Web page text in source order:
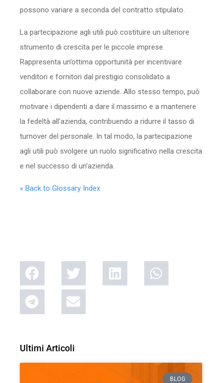
possono variare a seconda del contratto stipulato.
La partecipazione agli utili può costituire un ulteriore
strumento di crescita per le piccole imprese.
Rappresenta un’ottima opportunità per incentivare
venditori e fornitori dal prestigio consolidato a
collaborare con nuove aziende. Allo stesso tempo, può
motivare i dipendenti a dare il massimo e a mantenere
la fedeltà all’azienda, contribuendo a ridurre il tasso di
turnover del personale. In tal modo, la partecipazione
agli utili può svolgere un ruolo significativo nella crescita
e nel successo di un’azienda.
« Back to Glossary Index
Ultimi Articoli
BLOG